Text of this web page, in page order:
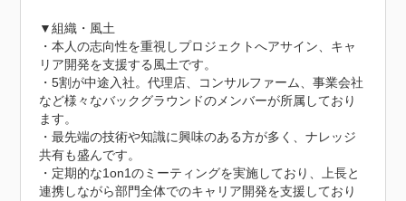
▼組織・風土
・本人の志向性を重視しプロジェクトへアサイン、キャ
リア開発を支援する風土です。
・5割が中途入社。代理店、コンサルファーム、事業会社
など様々なバックグラウンドのメンバーが所属しており
ます。
・最先端の技術や知識に興味のある方が多く、ナレッジ
共有も盛んです。
・定期的な1on1のミーティングを実施しており、上長と
連携しながら部門全体でのキャリア開発を支援しており